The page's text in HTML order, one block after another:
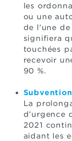
les
ou une
de l’une
signifiera
touchées
recevoir
90 %.
La
d’urgence
2021
aidant les